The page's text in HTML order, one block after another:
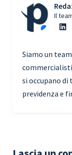
Il
Siamo un
si occupano
previdenza e